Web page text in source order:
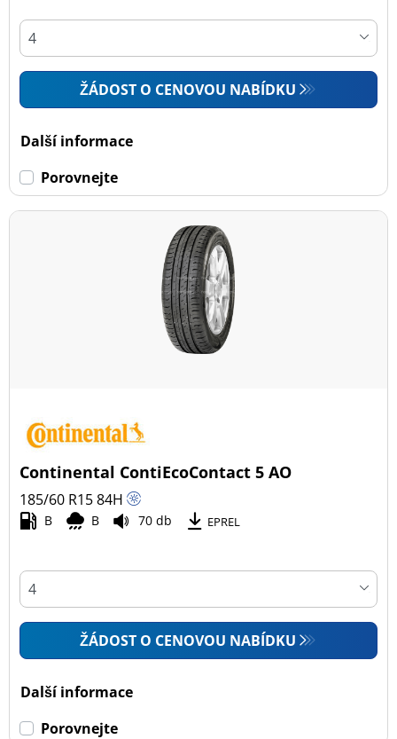
ŽÁDOST O CENOVOU NABÍDKU
Další informace
Porovnejte
Continental ContiEcoContact 5 AO
185/60 R1584H
B B 70 db EPREL
ŽÁDOST O CENOVOU NABÍDKU
Další informace
Porovnejte